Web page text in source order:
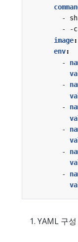
- sh
- -c
image:
env:
-
-
-
-
-
-
YAML 구